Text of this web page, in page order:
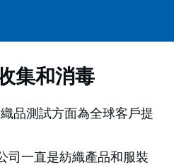
集和消毒
品測試方面為全球客戶提
司一直是紡織產品和服裝